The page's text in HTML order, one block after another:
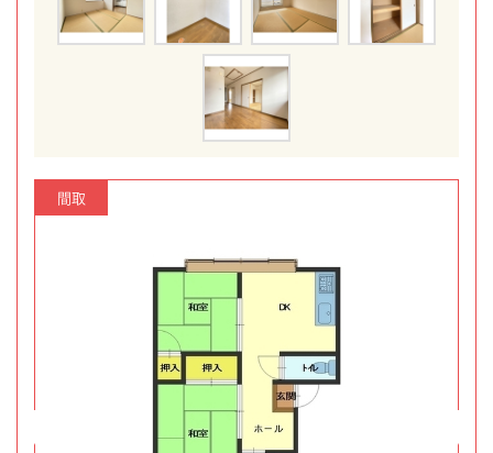
間取